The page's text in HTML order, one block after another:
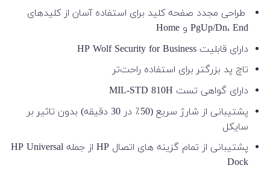
طراحی مجدد صفحه کلید برای استفاده آسان از کلیدهای
PgUp/Dn، End و Home
دارای قابلیت HP Wolf Security for Business
تاچ پد بزرگتر برای استفاده راحت‌تر
دارای گواهی تست MIL-STD 810H
پشتیبانی از شارژ سریع (50٪ در 30 دقیقه) بدون تاثیر بر
سایکل
پشتیبانی از تمام گزینه های اتصال HP از جمله HP Universal
Dock